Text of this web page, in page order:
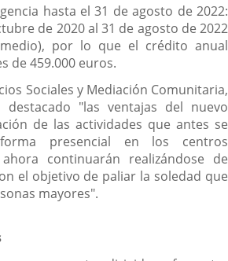
hasta el 31 de agosto de 2022:
de 2020 al 31 de agosto de 2022
por lo que el crédito anual
de 459.000 euros.
Sociales y Mediación Comunitaria,
destacado "las ventajas del nuevo
de las actividades que antes se
presencial en los centros
continuarán realizándose de
el objetivo de paliar la soledad que
mayores".